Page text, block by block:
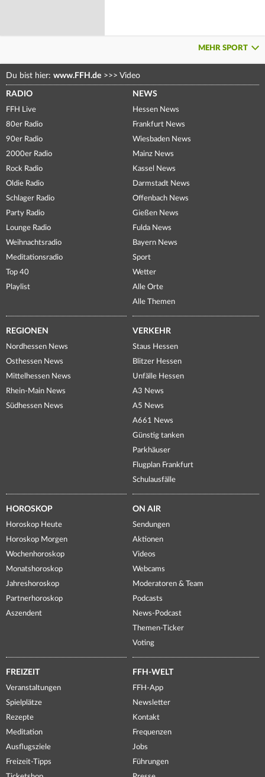
MEHR SPORT
Du bist hier: www.FFH.de >>> Video
RADIO
FFH Live
80er Radio
90er Radio
2000er Radio
Rock Radio
Oldie Radio
Schlager Radio
Party Radio
Lounge Radio
Weihnachtsradio
Meditationsradio
Top 40
Playlist
NEWS
Hessen News
Frankfurt News
Wiesbaden News
Mainz News
Kassel News
Darmstadt News
Offenbach News
Gießen News
Fulda News
Bayern News
Sport
Wetter
Alle Orte
Alle Themen
REGIONEN
Nordhessen News
Osthessen News
Mittelhessen News
Rhein-Main News
Südhessen News
VERKEHR
Staus Hessen
Blitzer Hessen
Unfälle Hessen
A3 News
A5 News
A661 News
Günstig tanken
Parkhäuser
Flugplan Frankfurt
Schulausfälle
HOROSKOP
Horoskop Heute
Horoskop Morgen
Wochenhoroskop
Monatshoroskop
Jahreshoroskop
Partnerhoroskop
Aszendent
ON AIR
Sendungen
Aktionen
Videos
Webcams
Moderatoren & Team
Podcasts
News-Podcast
Themen-Ticker
Voting
FREIZEIT
Veranstaltungen
Spielplätze
Rezepte
Meditation
Ausflugsziele
Freizeit-Tipps
FFH-WELT
FFH-App
Newsletter
Kontakt
Frequenzen
Jobs
Führungen